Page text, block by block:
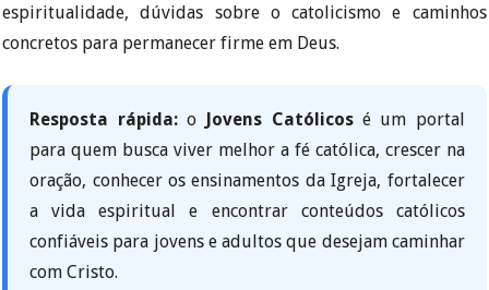
espiritualidade, dúvidas sobre o catolicismo e caminhos
concretos para permanecer firme em Deus.
Resposta rápida:o Jovens Católicosé um portal
para quem busca viver melhor a fé católica, crescer na
oração, conhecer os ensinamentos da Igreja, fortalecer
a vida espiritual e encontrar conteúdos católicos
confiáveis para jovens e adultos que desejam caminhar
com Cristo.